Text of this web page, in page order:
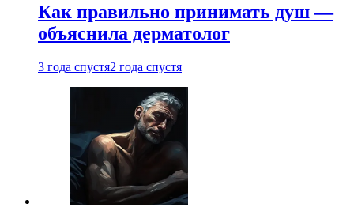
Как правильно принимать душ —
объяснила дерматолог
3 года спустя2 года спустя